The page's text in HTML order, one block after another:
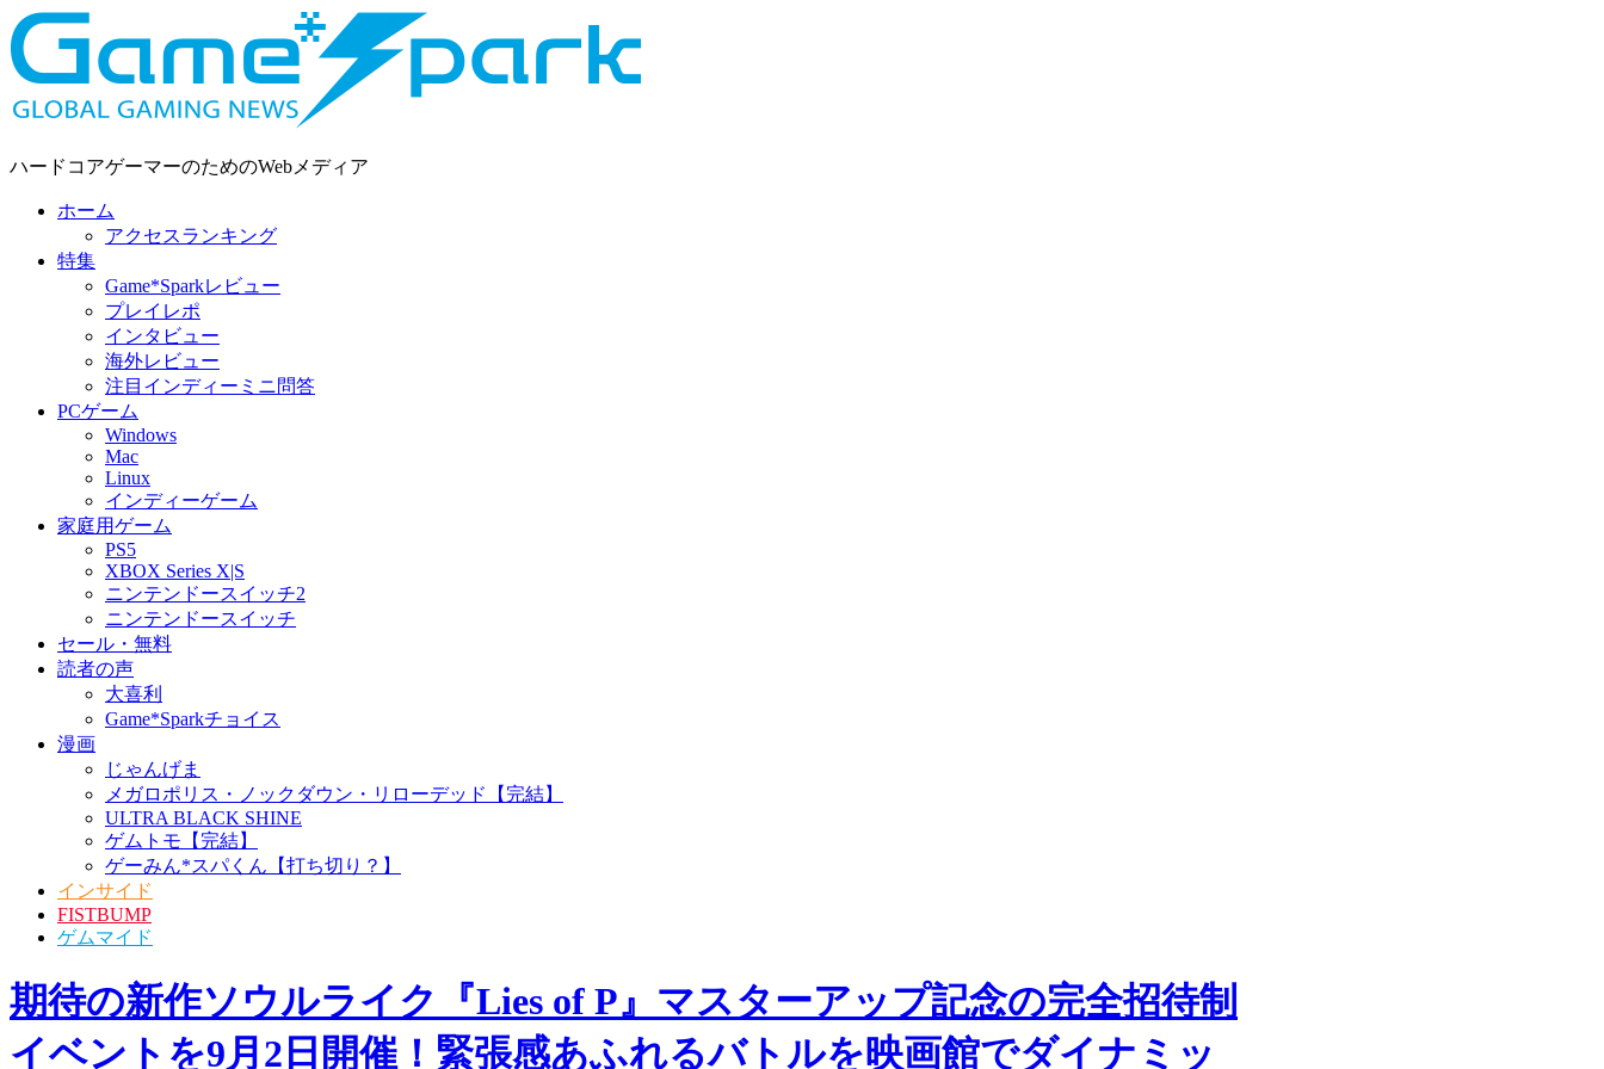
ハードコアゲーマーのためのWebメディア
ホーム
特集
Game*Sparkレビュー
プレイレポ
インタビュー
海外レビュー
注目インディーミニ問答
PCゲーム
Windows
Mac
Linux
インディーゲーム
家庭用ゲーム
PS5
XBOX Series X|S
ニンテンドースイッチ2
ニンテンドースイッチ
セール・無料
読者の声
大喜利
漫画
じゃんげま
メガロポリス・ノックダ
ウン・リローデッド【完
結】
ULTRA BLACK SHINE
ゲムトモ【完結】
ゲーみん*スパくん【打ち
インサイド
FISTBUMP